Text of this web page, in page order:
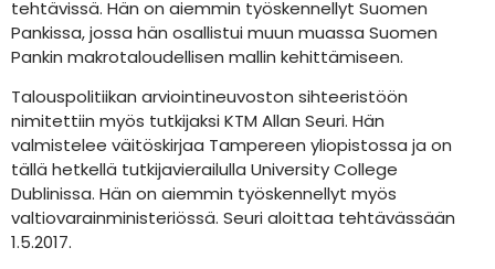
tehtävissä. Hän on aiemmin työskennellyt Suomen
Pankissa, jossa hän osallistui muun muassa Suomen
Pankin makrotaloudellisen mallin kehittämiseen.
Talouspolitiikan arviointineuvoston sihteeristöön
nimitettiin myös tutkijaksi KTM Allan Seuri. Hän
valmistelee väitöskirjaa Tampereen yliopistossa ja on
tällä hetkellä tutkijavierailulla University College
Dublinissa. Hän on aiemmin työskennellyt myös
valtiovarainministeriössä. Seuri aloittaa tehtävässään
1.5.2017.